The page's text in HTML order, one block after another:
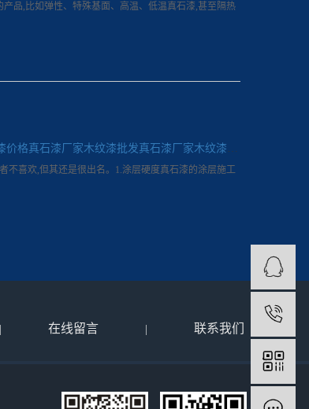
品,比如弹性、特殊基面、高温、低温真石漆,甚至隔热
价格真石漆厂家木纹漆批发真石漆厂家木纹漆公司
不喜欢,但其还是很出名。1.涂层硬度真石漆的涂层施工
| 在线留言 | 联系我们